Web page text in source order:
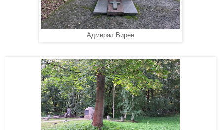
Адмирал Вирен